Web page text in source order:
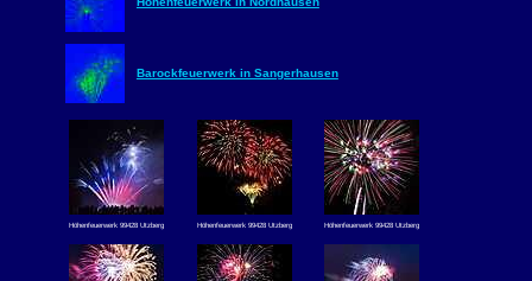
Barockfeuerwerk in Sangerhausen
Höhenfeuerwerk 99428 Utzberg Höhenfeuerwerk 99428 Utzberg Höhenfeuerwerk 99428 Utzberg